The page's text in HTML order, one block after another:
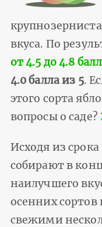
вкуса. По
от 4.5 до 4.8
4.0 балла из 5.
этого сорта
вопросы о саде?
Исходя из
собирают в
наилучшего
осенних
свежими